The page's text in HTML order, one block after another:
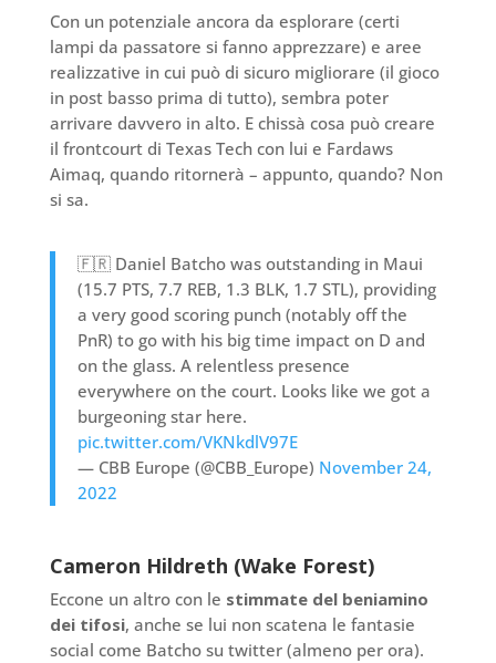
Con un potenziale ancora da esplorare (certi
lampi da passatore si fanno apprezzare) e aree
realizzative in cui può di sicuro migliorare (il gioco
in post basso prima di tutto), sembra poter
arrivare davvero in alto. E chissà cosa può creare
il frontcourt di Texas Tech con lui e Fardaws
Aimaq, quando ritornerà – appunto, quando? Non
si sa.
🇫🇷 Daniel Batcho was outstanding in Maui
(15.7 PTS, 7.7 REB, 1.3 BLK, 1.7 STL), providing
a very good scoring punch (notably off the
PnR) to go with his big time impact on D and
on the glass. A relentless presence
everywhere on the court. Looks like we got a
burgeoning star here.
pic.twitter.com/VKNkdlV97E
— CBB Europe (@CBB_Europe) November 24,
2022
Cameron Hildreth (Wake Forest)
Eccone un altro con le stimmate del beniamino
dei tifosi, anche se lui non scatena le fantasie
social come Batcho su twitter (almeno per ora).